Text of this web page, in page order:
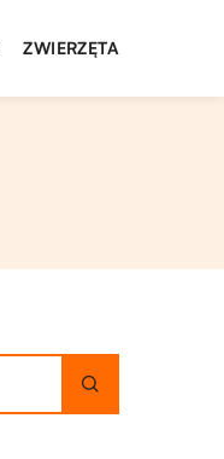
ZWIERZĘTA